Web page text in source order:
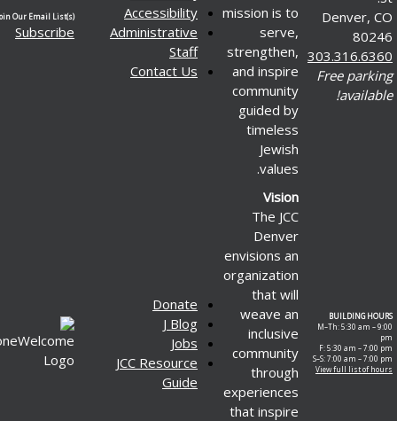
mission is to
serve,
strengthen,
and inspire
community
Accessibility
Administrative
Staff
Contact Us
Join Our Email List(s)
Subscribe
F:
envisions an
organization
weave an
inclusive
community
through
experiences
that inspire
Donate
J Blog
Jobs
JCC Resource
Guide